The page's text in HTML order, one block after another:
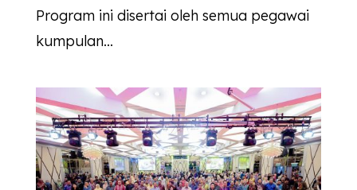
Program ini disertai oleh semua pegawai
kumpulan...